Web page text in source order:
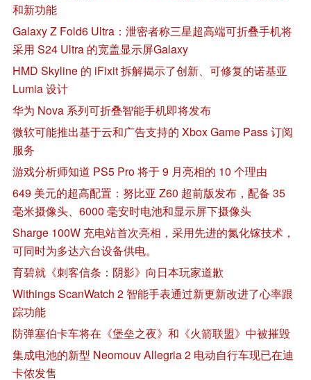
和新功能
Galaxy Z Fold6 Ultra：泄密者称三星超高端可折叠手机将
采用 S24 Ultra 的宽盖显示屏Galaxy
HMD Skyline 的 iFixit 拆解揭示了创新、可修复的诺基亚
Lumia 设计
华为 Nova 系列可折叠智能手机即将发布
微软可能推出基于云和广告支持的 Xbox Game Pass 订阅
服务
游戏分析师知道 PS5 Pro 将于 9 月亮相的 10 个理由
649 美元的超高配置：努比亚 Z60 超前版发布，配备 35
毫米摄像头、6000 毫安时电池和显示屏下摄像头
Sharge 100W 充电站首次亮相，采用先进的氮化镓技术，
可同时为多达六台设备供电。
育碧就《刺客信条：阴影》向日本玩家道歉
Withings ScanWatch 2 智能手表通过新更新改进了心率跟
踪功能
防弹塞伯卡车将在《堡垒之夜》和《火箭联盟》中被摧毁
集成电池的新型 Neomouv Allegria 2 电动自行车现已在迪
卡侬发售